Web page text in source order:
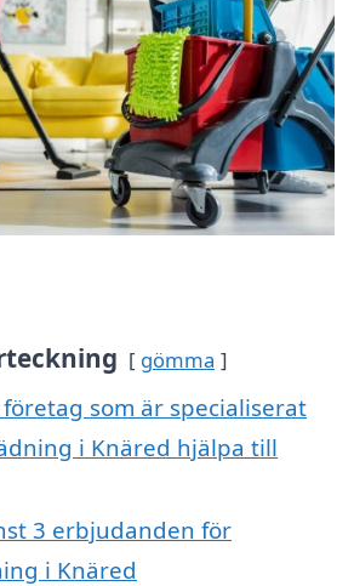
gömma
som är specialiserat
i Knäred hjälpa till
3 erbjudanden för
i Knäred